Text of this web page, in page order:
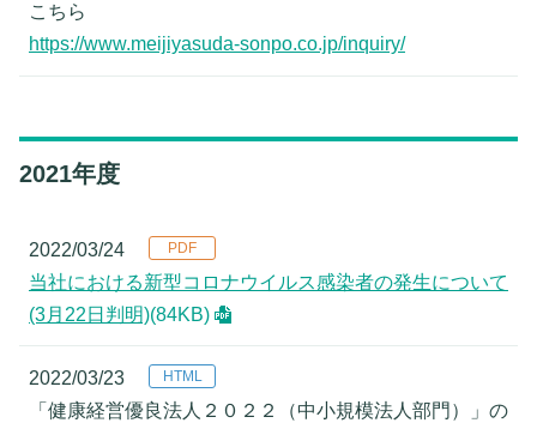
こちら
https://www.meijiyasuda-sonpo.co.jp/inquiry/
2021年度
2022/03/24
当社における新型コロナウイルス感染者の発生について
(3月22日判明)(84KB)
2022/03/23
「健康経営優良法人２０２２（中小規模法人部門）」の